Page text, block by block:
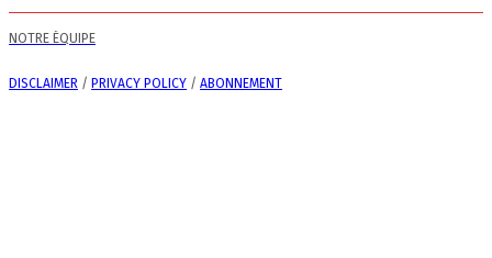
NOTRE ÉQUIPE
DISCLAIMER / PRIVACY POLICY / ABONNEMENT